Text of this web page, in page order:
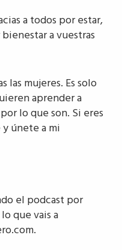
a todos por estar,
a vuestras
las mujeres. Es solo
aprender a
lo que son. Si eres
únete a mi
el podcast por
que vais a